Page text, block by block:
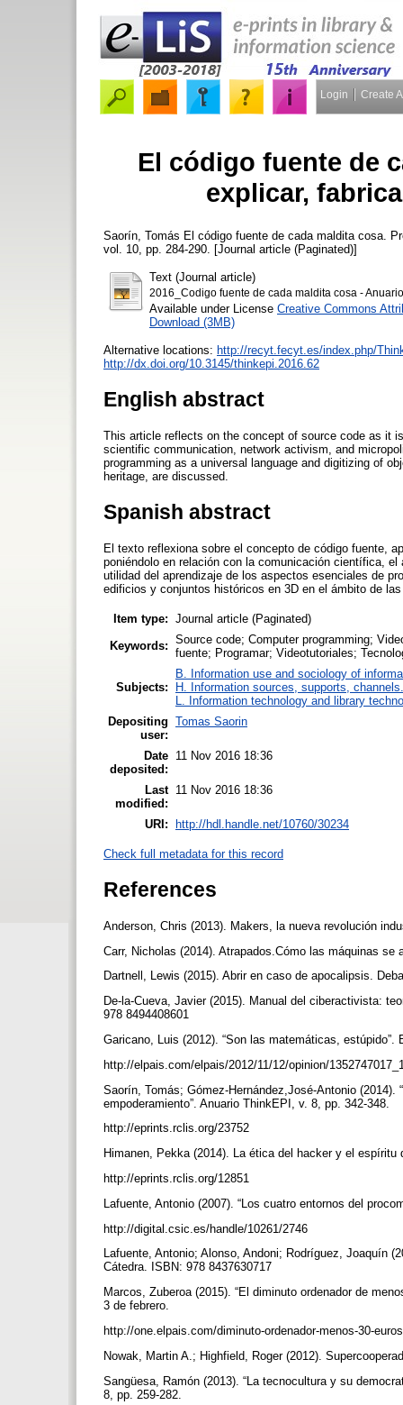
Login Create
El código fuente de
explicar,
Saorín, Tomás El código fuente de cada maldita cosa.
vol. 10, pp. 284-290. [Journal article (Paginated)]
Text (Journal article)
2016_Codigo fuente de cada maldita cosa -
Available under License Creative Commons
Download (3MB)
Alternative locations: http://recyt.fecyt.es/index.php/
http://dx.doi.org/10.3145/thinkepi.2016.62
English abstract
This article reflects on the concept of source code as it
scientific communication, network activism, and
programming as a universal language and digitizing of
heritage, are discussed.
Spanish abstract
El texto reflexiona sobre el concepto de código fuente,
poniéndolo en relación con la comunicación científica,
utilidad del aprendizaje de los aspectos esenciales de
edificios y conjuntos históricos en 3D en el ámbito de
Item type: Journal article (Paginated)
Keywords: Source code; Computer programming;
fuente; Programar; Videotutoriales;
Subjects:
B. Information use and sociology of
H. Information sources, supports, channels.
L. Information technology and library
Depositing
user:
Tomas Saorin
Date
deposited:
11 Nov 2016 18:36
Last
modified:
11 Nov 2016 18:36
URI: http://hdl.handle.net/10760/30234
Check full metadata for this record
References
Anderson, Chris (2013). Makers, la nueva revolución
Carr, Nicholas (2014). Atrapados.Cómo las máquinas
Dartnell, Lewis (2015). Abrir en caso de apocalipsis.
De-la-Cueva, Javier (2015). Manual del ciberactivista:
978 8494408601
Garicano, Luis (2012). “Son las matemáticas,
http://elpais.com/elpais/2012/11/12/opinion/
Saorín, Tomás; Gómez-Hernández,José-Antonio
empoderamiento”. Anuario ThinkEPI, v. 8, pp. 342-348.
http://eprints.rclis.org/23752
Himanen, Pekka (2014). La ética del hacker y el
http://eprints.rclis.org/12851
Lafuente, Antonio (2007). “Los cuatro entornos del
http://digital.csic.es/handle/10261/2746
Lafuente, Antonio; Alonso, Andoni; Rodríguez, Joaquín
Cátedra. ISBN: 978 8437630717
Marcos, Zuberoa (2015). “El diminuto ordenador de
3 de febrero.
http://one.elpais.com/diminuto-ordenador-menos-30-
Nowak, Martin A.; Highfield, Roger (2012).
Sangüesa, Ramón (2013). “La tecnocultura y su
8, pp. 259-282.